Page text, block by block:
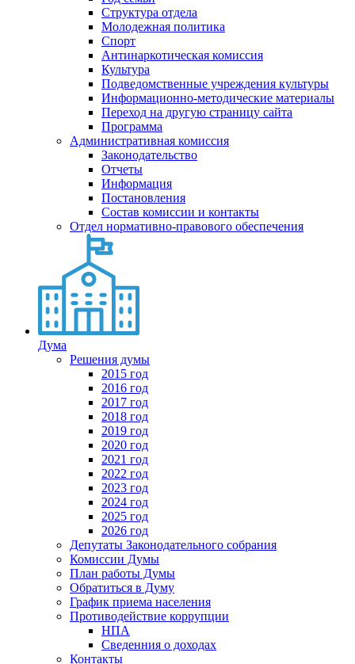
Структура отдела
Молодежная политика
Спорт
Антинаркотическая комиссия
Культура
Подведомственные учреждения культуры
Информационно-методические материалы
Переход на другую страницу сайта
Программа
Административная комиссия
Законодательство
Отчеты
Информация
Постановления
Состав комиссии и контакты
Отдел нормативно-правового обеспечения
Дума
Решения думы
2015 год
2016 год
2017 год
2018 год
2019 год
2020 год
2021 год
2022 год
2023 год
2024 год
2025 год
2026 год
Депутаты Законодательного собрания
Комиссии Думы
План работы Думы
Обратиться в Думу
График приема населения
Противодействие коррупции
НПА
Сведенния о доходах
Контакты